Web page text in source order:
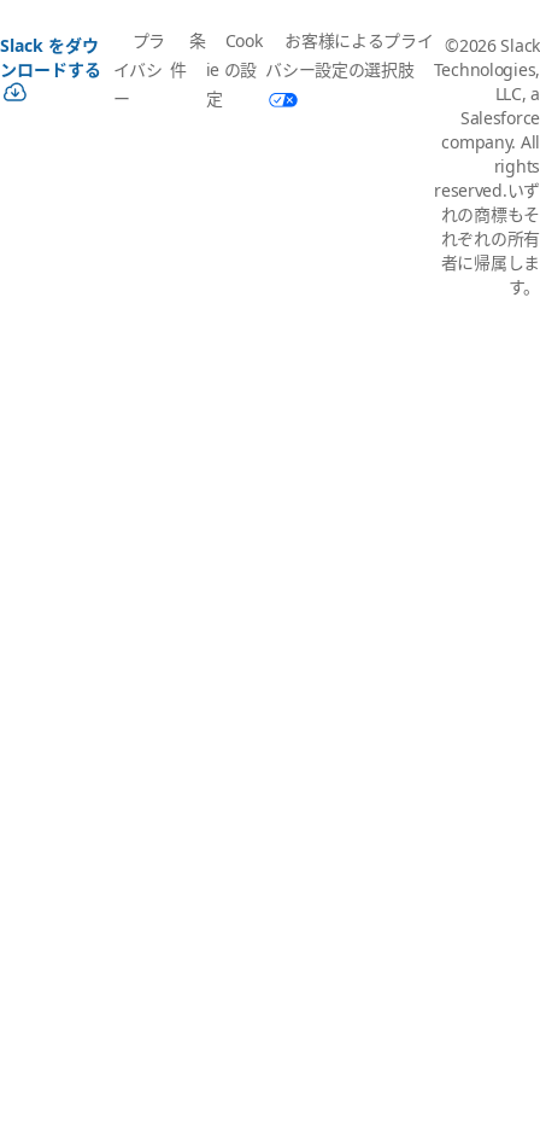
Slack をダウ
ンロードする
プラ
イバシ
ー
条
件
Cook
ie の設
定
お客様によるプライ
バシー設定の選択肢
©2026 Slack
Technologies,
LLC, a
Salesforce
company. All
rights
reserved.いず
れの商標もそ
れぞれの所有
者に帰属しま
す。